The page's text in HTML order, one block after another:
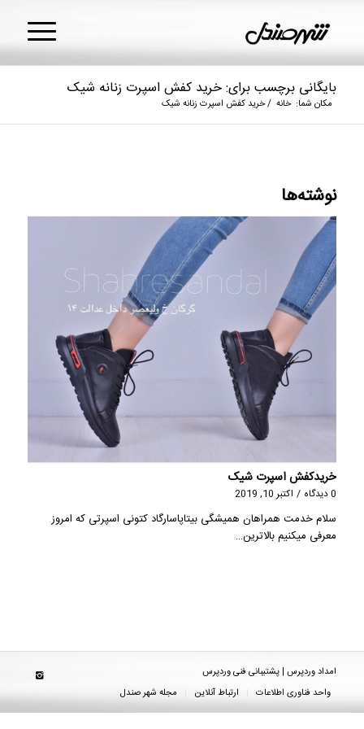
بایگانی برچسب برای: خرید کفش اسپرت زنانه شیک
مکان شما: خانه /خرید کفش اسپرت زنانه شیک
نوشته‌ها
خریدکفش اسپرت شیک
0 دیدگاه / اکتبر 10, 2019
سلام خدمت همراهان همیشگی بیتاپاسارگاد کتونی اسپرتی که امروز
معرفی میکنیم بالاترین…
امداد وردپرس | پشتیبانی فنی وردپرس
واحد فناوری اطلاعات
ارتباط آنلاین مجله شهر صندل